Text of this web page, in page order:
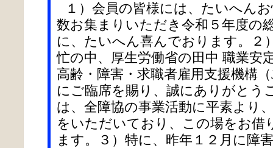
１）会員の皆様には、たいへん
数お集まりいただき令和５年度の
に、たいへん喜んでおります。２
忙の中、厚生労働省の田中 職業安
高齢・障害・求職者雇用支援機構
にご臨席を賜り、誠にありがとう
は、全障協の事業活動に平素より
をいただいており、この場をお借
ます。３）特に、昨年１２月に障